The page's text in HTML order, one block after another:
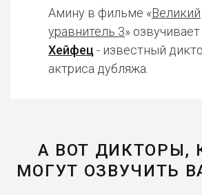
Амину в фильме «Великий
уравнитель 3» озвучивает
Хейфец - известный
актриса дубляжа.
А ВОТ ДИКТОРЫ,
МОГУТ ОЗВУЧИТЬ